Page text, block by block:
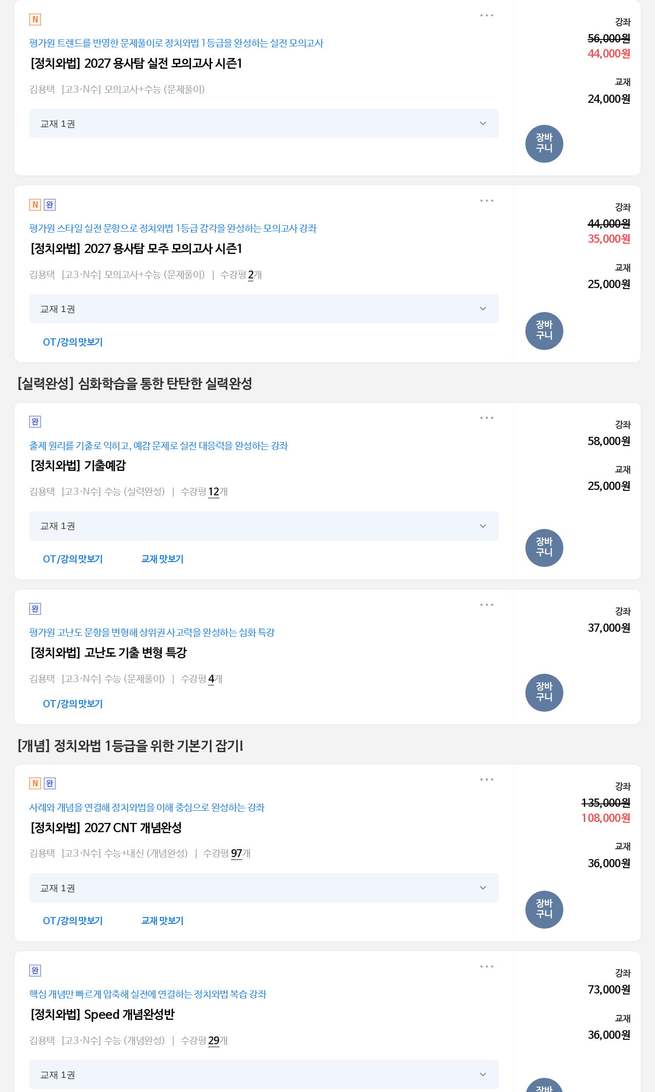
N
평가원 트렌드를 반영한 문제풀이로 정치와법 1등급을 완성하는 실전 모의고사
[정치와법] 2027 용사탐 실전 모의고사 시즌1
김용택 [고3·N수] 모의고사+수능 (문제풀이)
교재 1권
강좌
56,000원
44,000원
교재
24,000원
장바
구니
N 완
평가원 스타일 실전 문항으로 정치와법 1등급 감각을 완성하는 모의고사 강좌
[정치와법] 2027 용사탐 모주 모의고사 시즌1
김용택 [고3·N수] 모의고사+수능 (문제풀이) 수강평 2개
교재 1권
OT/강의 맛보기
강좌
44,000원
35,000원
교재
25,000원
장바
구니
[실력완성] 심화학습을 통한 탄탄한 실력완성
완
출제 원리를 기출로 익히고, 예감 문제로 실전 대응력을 완성하는 강좌
[정치와법] 기출예감
김용택 [고3·N수] 수능 (실력완성) 수강평 12개
교재 1권
OT/강의 맛보기 교재 맛보기
강좌
58,000원
교재
25,000원
장바
구니
완
평가원 고난도 문항을 변형해 상위권 사고력을 완성하는 심화 특강
[정치와법] 고난도 기출 변형 특강
김용택 [고3·N수] 수능 (문제풀이) 수강평 4개
OT/강의 맛보기
강좌
37,000원
장바
구니
[개념] 정치와법 1등급을 위한 기본기 잡기!
N 완
사례와 개념을 연결해 정치와법을 이해 중심으로 완성하는 강좌
[정치와법] 2027 CNT 개념완성
김용택 [고3·N수] 수능+내신 (개념완성) 수강평 97개
교재 1권
OT/강의 맛보기 교재 맛보기
강좌
135,000원
108,000원
교재
36,000원
장바
구니
완
핵심 개념만 빠르게 압축해 실전에 연결하는 정치와법 복습 강좌
[정치와법] Speed 개념완성반
김용택 [고3·N수] 수능 (개념완성) 수강평 29개
교재 1권
강좌
73,000원
교재
36,000원